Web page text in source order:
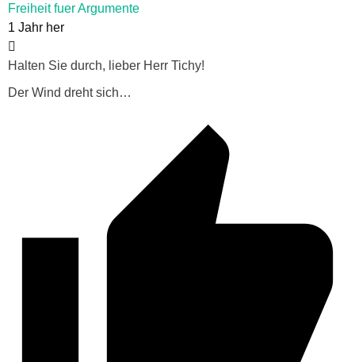
Freiheit fuer Argumente
1 Jahr her
Halten Sie durch, lieber Herr Tichy!
Der Wind dreht sich…